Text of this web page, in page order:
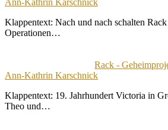
Ann-Kathrin Karschnick
Klappentext: Nach und nach schalten
Operationen…
Rack -
Ann-Kathrin Karschnick
Klappentext: 19. Jahrhundert Victoria in
Theo und…